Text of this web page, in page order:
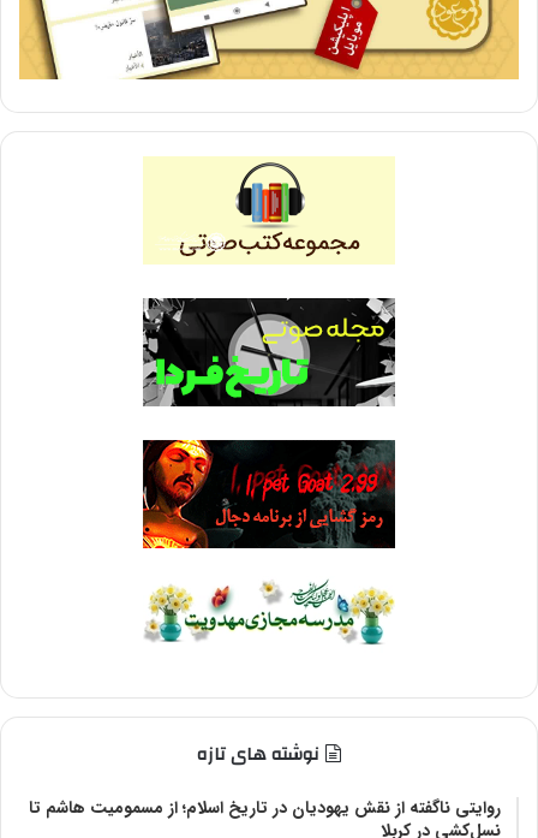
نوشته های تازه
روایتی ناگفته از نقش یهودیان در تاریخ اسلام؛ از مسمومیت هاشم تا
نسل‌کشی در کربلا